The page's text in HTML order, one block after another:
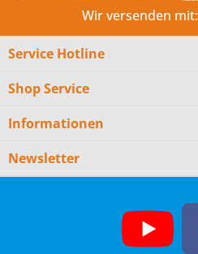
Wir versenden mit:
Service Hotline
Shop Service
Informationen
Newsletter